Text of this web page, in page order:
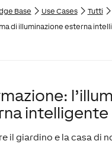
Base Use Cases Tutti
di illuminazione esterna
intelligente
il giardino e la casa di